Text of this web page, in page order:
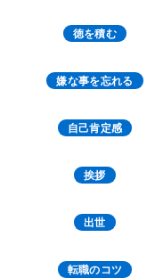
徳を積む
嫌な事を忘れる
自己肯定感
挨拶
出世
転職のコツ